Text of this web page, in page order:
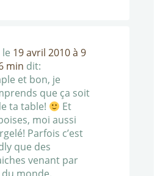
le 19 avril 2010 à 9
min dit:
et bon, je
que ça soit
ta table!
Et
moi aussi
Parfois c’est
que des
venant par